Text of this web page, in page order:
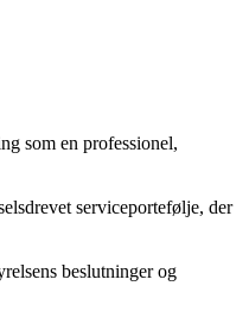
som en professionel,
serviceportefølje, der
beslutninger og